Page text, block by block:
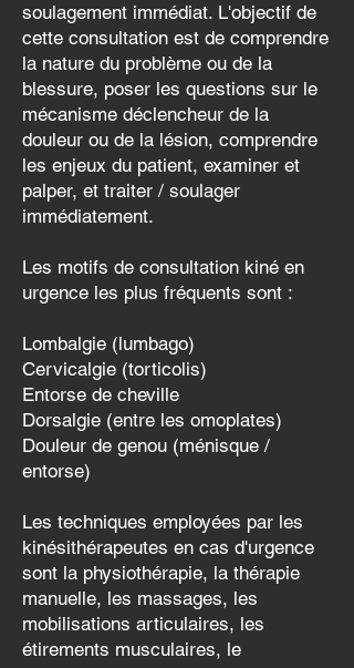
soulagement immédiat. L'objectif de
cette consultation est de comprendre
la nature du problème ou de la
blessure, poser les questions sur le
mécanisme déclencheur de la
douleur ou de la lésion, comprendre
les enjeux du patient, examiner et
palper, et traiter / soulager
immédiatement.
Les motifs de consultation kiné en
urgence les plus fréquents sont :
Lombalgie (lumbago)
Cervicalgie (torticolis)
Entorse de cheville
Dorsalgie (entre les omoplates)
Douleur de genou (ménisque /
entorse)
Les techniques employées par les
kinésithérapeutes en cas d'urgence
sont la physiothérapie, la thérapie
manuelle, les massages, les
mobilisations articulaires, les
étirements musculaires, le